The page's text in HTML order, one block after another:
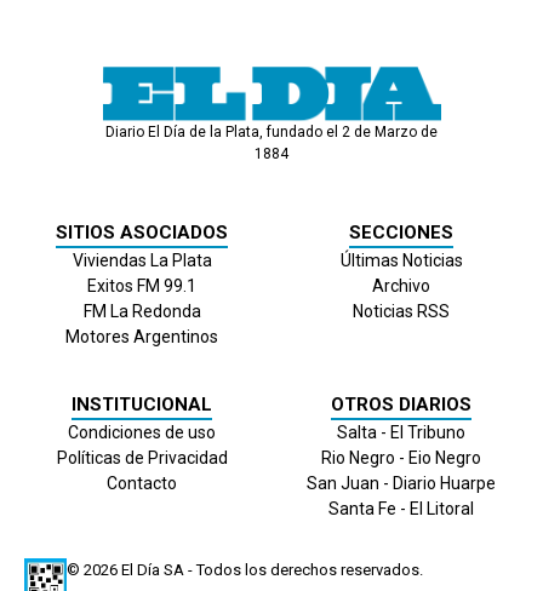
Diario El Día de la Plata, fundado el 2 de Marzo de
1884
SITIOS ASOCIADOS
Viviendas La Plata
Exitos FM 99.1
FM La Redonda
Motores Argentinos
SECCIONES
Últimas Noticias
Archivo
Noticias RSS
INSTITUCIONAL
Condiciones de uso
Políticas de Privacidad
Contacto
OTROS DIARIOS
Salta - El Tribuno
Rio Negro - Eio Negro
San Juan - Diario Huarpe
Santa Fe - El Litoral
© 2026 El Día SA - Todos los derechos reservados.